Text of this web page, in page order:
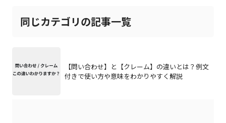
同じカテゴリの記事一覧
【問い合わせ】と【クレーム】の違いとは？例文
付きで使い方や意味をわかりやすく解説